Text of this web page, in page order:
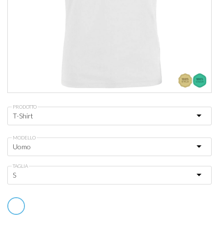
PRODOTTO
MODELLO
TAGLIA